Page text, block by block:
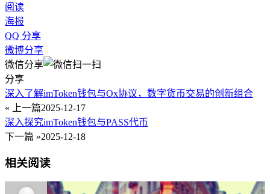
阅读
海报
QQ 分享
微博分享
微信分享
分享
深入了解imToken钱包与Ox协议，数字货币交易的创新组合
« 上一篇2025-12-17
深入探究imToken钱包与PASS代币
下一篇 »2025-12-18
相关阅读